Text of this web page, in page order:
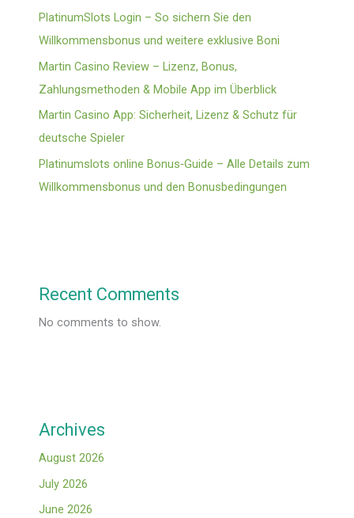
PlatinumSlots Login – So sichern Sie den
Willkommensbonus und weitere exklusive Boni
Martin Casino Review – Lizenz, Bonus,
Zahlungsmethoden & Mobile App im Überblick
Martin Casino App: Sicherheit, Lizenz & Schutz für
deutsche Spieler
Platinumslots online Bonus‑Guide – Alle Details zum
Willkommensbonus und den Bonusbedingungen
Recent Comments
No comments to show.
Archives
August 2026
July 2026
June 2026